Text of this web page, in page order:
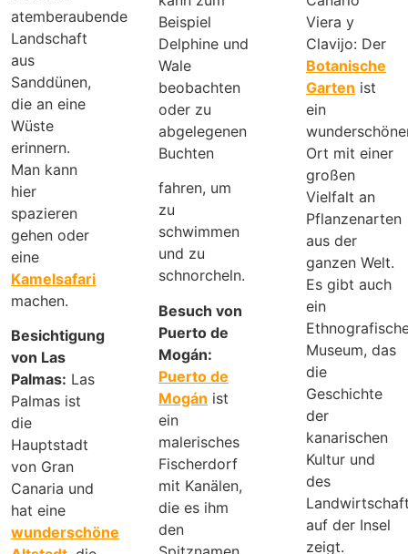
atemberaubende
Landschaft
aus
Sanddünen,
die an eine
Wüste
erinnern.
Man kann
hier
spazieren
gehen oder
eine
Kamelsafari
machen.
Besichtigung
von Las
Palmas: Las
Palmas ist
die
Hauptstadt
von Gran
Canaria und
hat eine
wunderschöne
Beispiel
Delphine und
Wale
beobachten
oder zu
abgelegenen
Buchten
fahren, um
zu
schwimmen
und zu
schnorcheln.
Besuch von
Puerto de
Mogán:
Puerto de
Mogán ist
ein
malerisches
Fischerdorf
mit Kanälen,
die es ihm
den
Viera y
Clavijo: Der
Botanische
Garten ist
ein
Ort mit einer
großen
Vielfalt an
Pflanzenarten
aus der
ganzen Welt.
Es gibt auch
ein
Museum, das
die
Geschichte
der
kanarischen
Kultur und
des
auf der Insel
zeigt.